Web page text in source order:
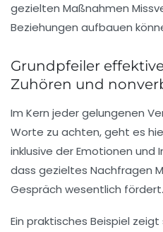
gezielten Maßnahmen
Beziehungen aufbauen
Grundpfeiler
Zuhören und
Im Kern jeder gelungenen
Worte zu achten, geht es
inklusive der Emotionen
dass gezieltes Nachfragen
Gespräch wesentlich fördert.
Ein praktisches Beispiel